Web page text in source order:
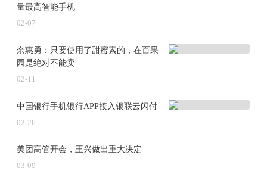
量最高智能手机
02-07
余惠勇：只要使用了甜蜜素的，在百果
园是绝对不能卖
02-11
中国银行手机银行APP接入银联云闪付
02-26
美团高管开会，王兴做出重大决定
03-09